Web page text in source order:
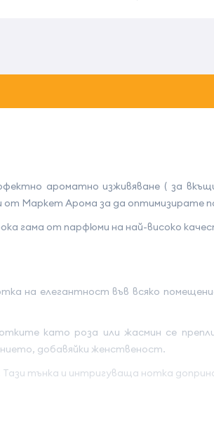
ароматно изживяване ( за
от Маркет Арома за да
гама от парфюми на най-високо
на елегантност във всяко
като роза или жасмин се
добавяйки женственост.
тънка и интригуваща нотка